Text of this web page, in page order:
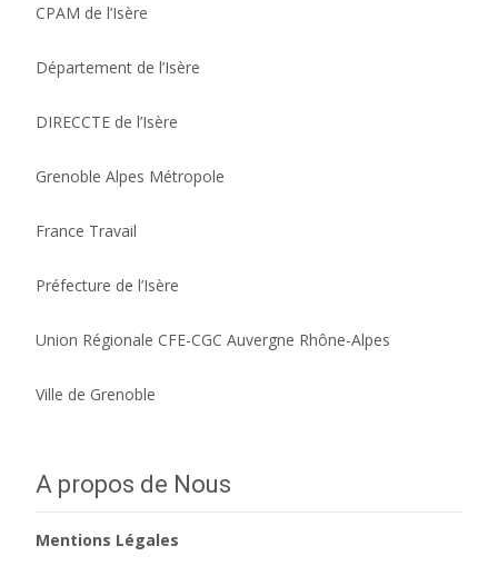
CPAM de l’Isère
Département de l’Isère
DIRECCTE de l’Isère
Grenoble Alpes Métropole
France Travail
Préfecture de l’Isère
Union Régionale CFE-CGC Auvergne Rhône-Alpes
Ville de Grenoble
A propos de Nous
Mentions Légales